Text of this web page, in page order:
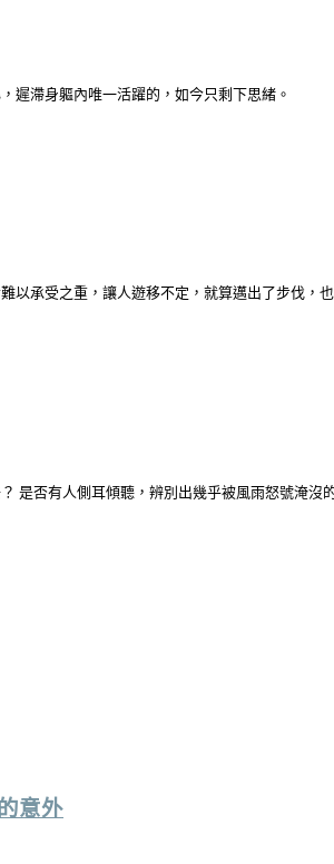
遲滯身軀內唯一活躍的，如今只剩下思緒。
以承受之重，讓人遊移不定，就算邁出了步伐，
是否有人側耳傾聽，辨別出幾乎被風雨怒號淹沒
意外